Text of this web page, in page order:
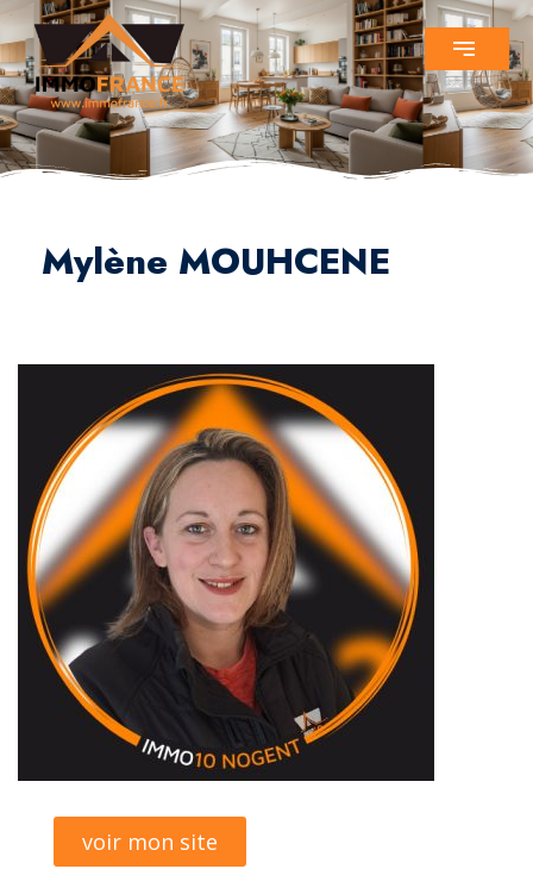
Mylène MOUHCENE
voir mon site